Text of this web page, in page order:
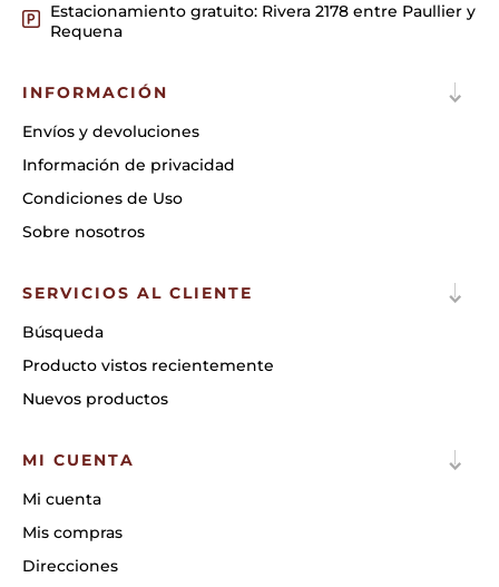
Estacionamiento gratuito: Rivera 2178 entre Paullier y
Requena
INFORMACIÓN
Envíos y devoluciones
Información de privacidad
Condiciones de Uso
Sobre nosotros
SERVICIOS AL CLIENTE
Búsqueda
Producto vistos recientemente
Nuevos productos
MI CUENTA
Mi cuenta
Mis compras
Direcciones